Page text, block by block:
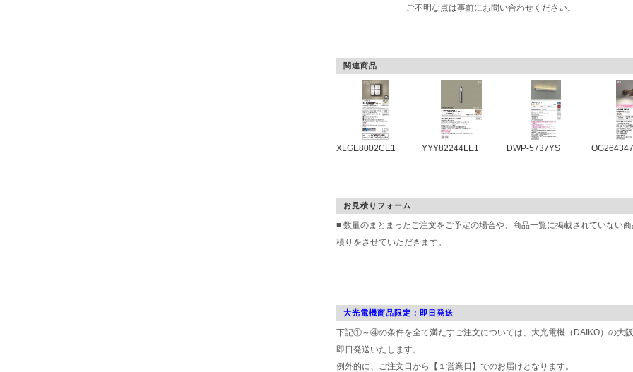
ご不明な点は事前にお問い合わせください。
関連商品
XLGE8002CE1 YYY82244LE1 DWP-5737YS
お見積りフォーム
■ 数量のまとまったご注文をご予定の場合や、商品一覧に掲載されていない
積りをさせていただきます。
大光電機商品限定：即日発送
下記①～④の条件を全て満たすご注文については、大光電機（DAIKO）の大阪
即日発送いたします。
例外的に、ご注文日から【１営業日】でのお届けとなります。